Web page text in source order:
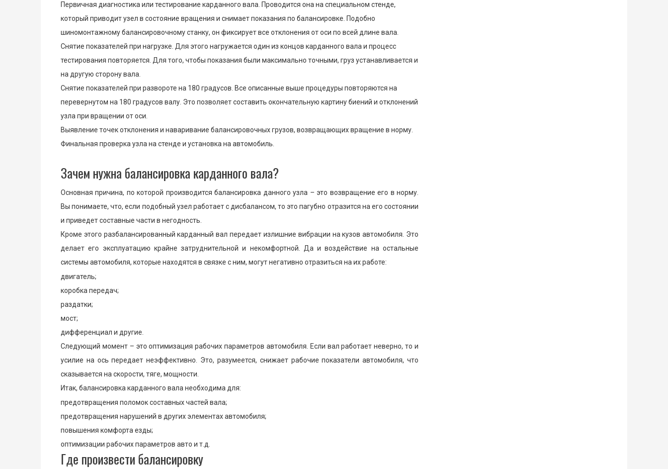
Первичная диагностика или тестирование карданного вала. Проводится она на специальном стенде,
который приводит узел в состояние вращения и снимает показания по балансировке. Подобно
шиномонтажному балансировочному станку, он фиксирует все отклонения от оси по всей длине вала.
Снятие показателей при нагрузке. Для этого нагружается один из концов карданного вала и процесс
тестирования повторяется. Для того, чтобы показания были максимально точными, груз устанавливается и
на другую сторону вала.
Снятие показателей при развороте на 180 градусов. Все описанные выше процедуры повторяются на
перевернутом на 180 градусов валу. Это позволяет составить окончательную картину биений и отклонений
узла при вращении от оси.
Выявление точек отклонения и наваривание балансировочных грузов, возвращающих вращение в норму.
Финальная проверка узла на стенде и установка на автомобиль.
Зачем нужна балансировка карданного вала?
Основная причина, по которой производится балансировка данного узла – это возвращение его в норму.
Вы понимаете, что, если подобный узел работает с дисбалансом, то это пагубно отразится на его состоянии
и приведет составные части в негодность.
Кроме этого разбалансированный карданный вал передает излишние вибрации на кузов автомобиля. Это
делает его эксплуатацию крайне затруднительной и некомфортной. Да и воздействие на остальные
системы автомобиля, которые находятся в связке с ним, могут негативно отразиться на их работе:
двигатель;
коробка передач;
раздатки;
мост;
дифференциал и другие.
Следующий момент – это оптимизация рабочих параметров автомобиля. Если вал работает неверно, то и
усилие на ось передает неэффективно. Это, разумеется, снижает рабочие показатели автомобиля, что
сказывается на скорости, тяге, мощности.
Итак, балансировка карданного вала необходима для:
предотвращения поломок составных частей вала;
предотвращения нарушений в других элементах автомобиля;
повышения комфорта езды;
оптимизации рабочих параметров авто и т.д.
Где произвести балансировку